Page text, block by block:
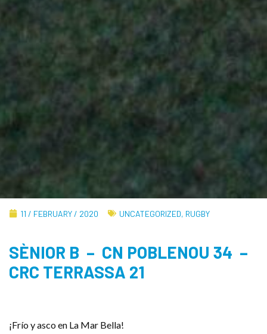
11 / FEBRUARY / 2020 UNCATEGORIZED, RUGBY
SÈNIOR B – CN POBLENOU 34 –
CRC TERRASSA 21
¡Frío y asco en La Mar Bella!